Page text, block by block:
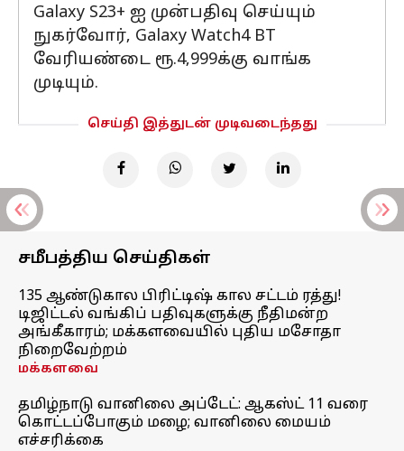
Galaxy S23+ ஐ முன்பதிவு செய்யும்
நுகர்வோர், Galaxy Watch4 BT
வேரியண்டை ரூ.4,999க்கு வாங்க
முடியும்.
செய்தி இத்துடன் முடிவடைந்தது
சமீபத்திய செய்திகள்
135 ஆண்டுகால பிரிட்டிஷ் கால சட்டம் ரத்து!
டிஜிட்டல் வங்கிப் பதிவுகளுக்கு நீதிமன்ற
அங்கீகாரம்; மக்களவையில் புதிய மசோதா
நிறைவேற்றம்
மக்களவை
தமிழ்நாடு வானிலை அப்டேட்: ஆகஸ்ட் 11 வரை
கொட்டப்போகும் மழை; வானிலை மையம்
எச்சரிக்கை